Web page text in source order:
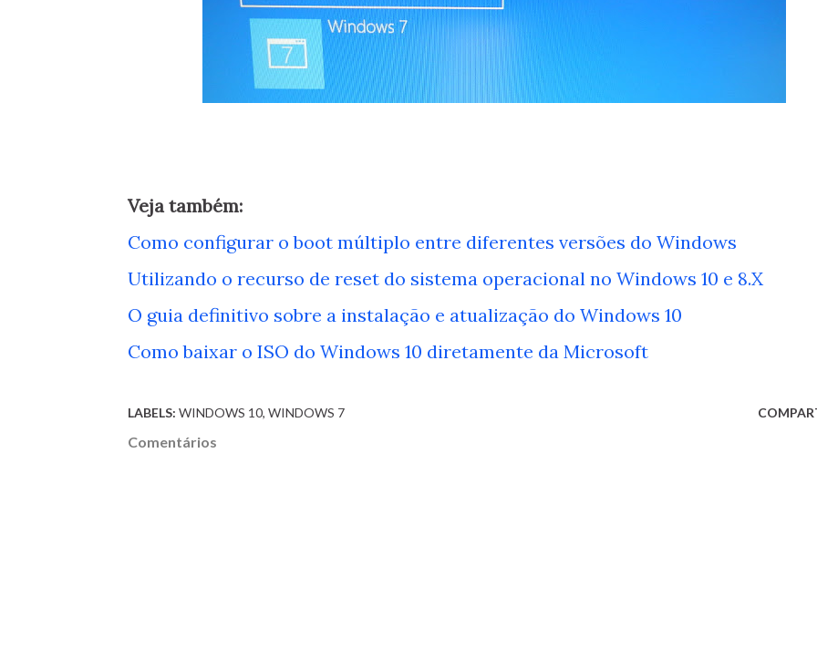
Veja também:
Como configurar o boot múltiplo entre diferentes versões do Windows
Utilizando o recurso de reset do sistema operacional no Windows 10 e 8.X
O guia definitivo sobre a instalação e atualização do Windows 10
Como baixar o ISO do Windows 10 diretamente da Microsoft
LABELS: WINDOWS 10 WINDOWS 7
Comentários